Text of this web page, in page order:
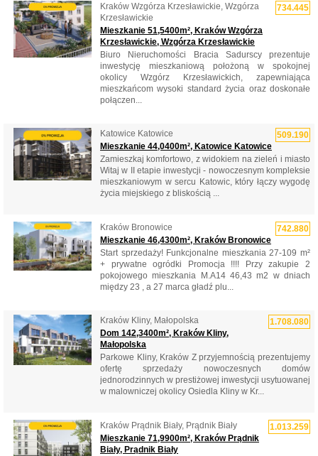
734.445
Kraków Wzgórza Krzesławickie, Wzgórza
Krzesławickie
Mieszkanie 51,5400m², Kraków Wzgórza
Krzesławickie, Wzgórza Krzesławickie
Biuro Nieruchomości Bracia Sadurscy prezentuje
inwestycję mieszkaniową położoną w spokojnej
okolicy Wzgórz Krzesławickich, zapewniająca
mieszkańcom wysoki standard życia oraz doskonałe
połączen...
509.190
Katowice Katowice
Mieszkanie 44,0400m², Katowice Katowice
Zamieszkaj komfortowo, z widokiem na zieleń i miasto
Witaj w II etapie inwestycji - nowoczesnym kompleksie
mieszkaniowym w sercu Katowic, który łączy wygodę
życia miejskiego z bliskością ...
742.880
Kraków Bronowice
Mieszkanie 46,4300m², Kraków Bronowice
Start sprzedaży! Funkcjonalne mieszkania 27-109 m²
+ prywatne ogródki Promocja !!!! Przy zakupie 2
pokojowego mieszkania M.A14 46,43 m2 w dniach
między 23 , a 27 marca gładź plu...
1.708.080
Kraków Kliny, Małopolska
Dom 142,3400m², Kraków Kliny,
Małopolska
Parkowe Kliny, Kraków Z przyjemnością prezentujemy
ofertę sprzedaży nowoczesnych domów
jednorodzinnych w prestiżowej inwestycji usytuowanej
w malowniczej okolicy Osiedla Kliny w Kr...
1.013.259
Kraków Prądnik Biały, Prądnik Biały
Mieszkanie 71,9900m², Kraków Prądnik
Biały, Prądnik Biały